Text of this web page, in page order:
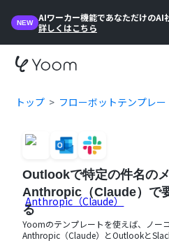
NEW
AIワーカー機能であなただけのAI
詳しくはこちら
トップ フローボットテンプレー
Outlookで特定の件名の
Anthropic（Claude）で
る
Yoomのテンプレートを使えば、ノー
Anthropic（Claude） とOutlookと